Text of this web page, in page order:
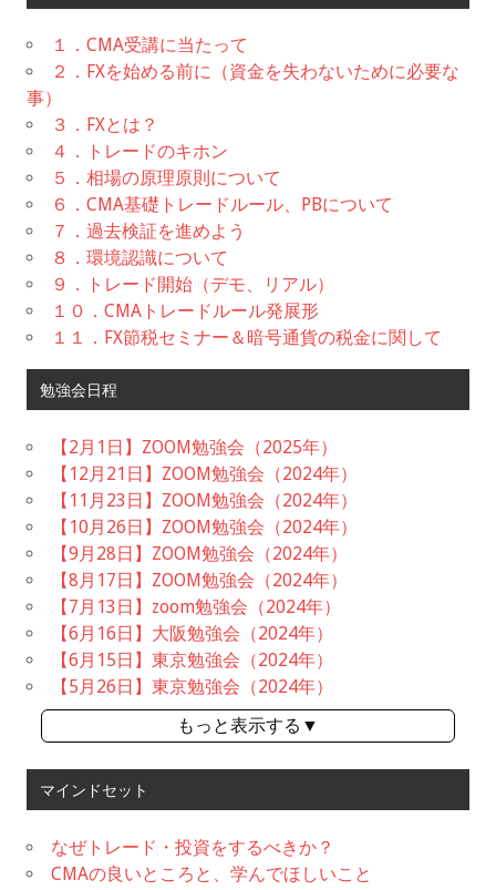
１．CMA受講に当たって
２．FXを始める前に（資金を失わないために必要な
事）
３．FXとは？
４．トレードのキホン
５．相場の原理原則について
６．CMA基礎トレードルール、PBについて
７．過去検証を進めよう
８．環境認識について
９．トレード開始（デモ、リアル）
１０．CMAトレードルール発展形
１１．FX節税セミナー＆暗号通貨の税金に関して
勉強会日程
【2月1日】ZOOM勉強会（2025年）
【12月21日】ZOOM勉強会（2024年）
【11月23日】ZOOM勉強会（2024年）
【10月26日】ZOOM勉強会（2024年）
【9月28日】ZOOM勉強会（2024年）
【8月17日】ZOOM勉強会（2024年）
【7月13日】zoom勉強会（2024年）
【6月16日】大阪勉強会（2024年）
【6月15日】東京勉強会（2024年）
【5月26日】東京勉強会（2024年）
もっと表示する▼
マインドセット
なぜトレード・投資をするべきか？
CMAの良いところと、学んでほしいこと